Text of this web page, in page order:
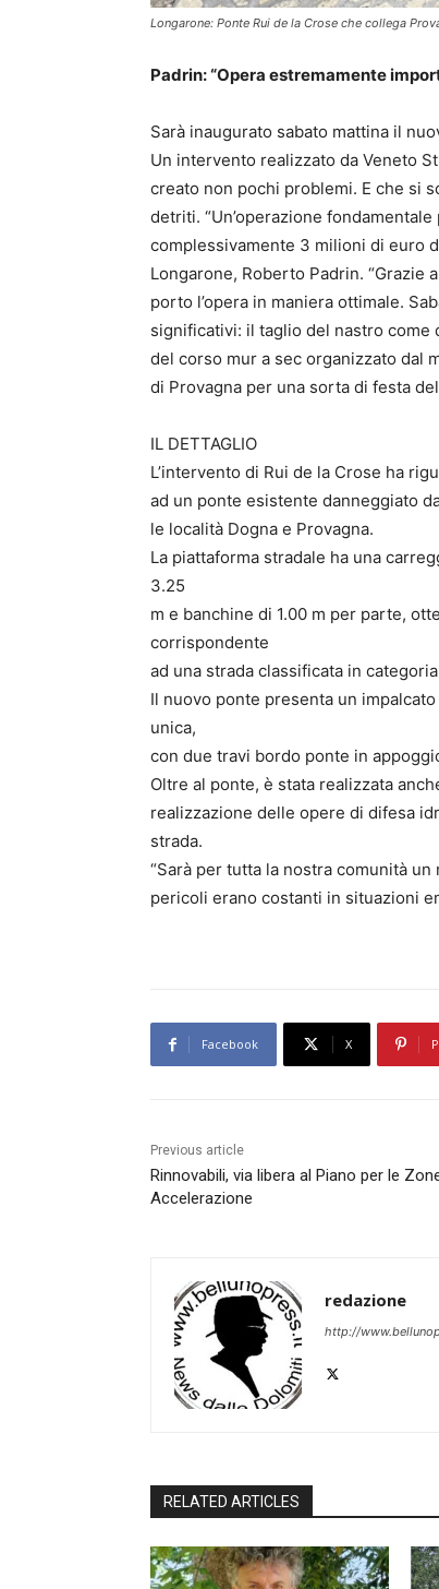
Longarone: Ponte Rui de la Crose che collega
Padrin: “Opera estremamente
Sarà inaugurato sabato mattina il
Un intervento realizzato da Veneto
creato non pochi problemi. E che si
detriti. “Un’operazione
complessivamente 3 milioni di euro
Longarone, Roberto Padrin. “Grazie
porto l’opera in maniera ottimale.
significativi: il taglio del nastro come
del corso mur a sec organizzato dal
di Provagna per una sorta di festa
IL DETTAGLIO
L’intervento di Rui de la Crose ha
ad un ponte esistente danneggiato
le località Dogna e Provagna.
La piattaforma stradale ha una
3.25
m e banchine di 1.00 m per parte,
corrispondente
ad una strada classificata in
Il nuovo ponte presenta un
unica,
con due travi bordo ponte in
Oltre al ponte, è stata realizzata
realizzazione delle opere di difesa
strada.
“Sarà per tutta la nostra comunità
pericoli erano costanti in situazioni
Facebook X
Previous article
Rinnovabili, via libera al Piano per le
Accelerazione
redazione
http://
RELATED ARTICLES